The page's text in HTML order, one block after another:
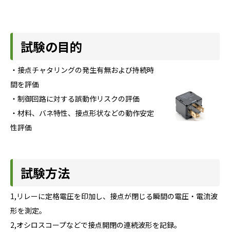
試験の目的
・接点チャタリングの発生有無および持続時
間を評価
・制御回路に対する誤動作リスクの評価
・材料、バネ特性、接点形状などの動作安定
性評価
試験方法
1,リレーに定格電圧を印加し、接点が閉じる瞬間の電圧・電流波
形を測定。
2,オシロスコープなどで接点開閉の連続波形を記録。